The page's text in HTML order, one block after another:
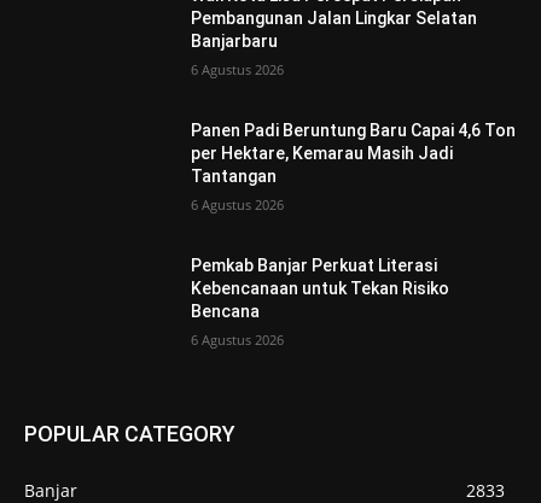
Pembangunan Jalan Lingkar Selatan
Banjarbaru
6 Agustus 2026
Panen Padi Beruntung Baru Capai 4,6 Ton
per Hektare, Kemarau Masih Jadi
Tantangan
6 Agustus 2026
Pemkab Banjar Perkuat Literasi
Kebencanaan untuk Tekan Risiko
Bencana
6 Agustus 2026
POPULAR CATEGORY
Banjar
2833